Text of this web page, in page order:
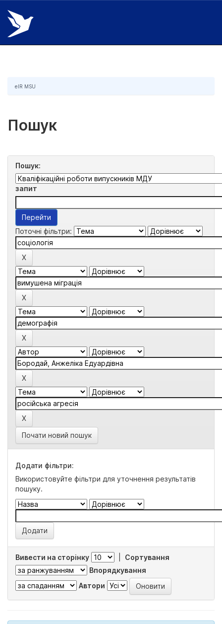
Skip
navigation
eIR MSU
Пошук
Пошук:
запит
Поточні фільтри:
Почати новий пошук
Додати фільтри:
Використовуйте фільтри для уточнення результатів
пошуку.
Вивести на сторінку
Сортування
Впорядкування
Автори